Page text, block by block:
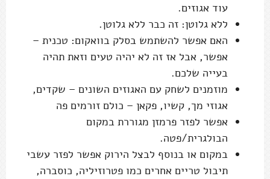
עוד אגוזים.
ללא גלוטן: זה כבר ללא גלוטן.
האם אפשר להשתמש בסלק בוואקום: טכנית –
אפשר, אבל אז זה לא יהיה טעים וזאת תהיה
בעייה שלכם.
מוזמנים לשחק עם האגוזים השונים – שקדים,
אגוזי מך, קשיו, פקאן – כולם זורמים פה
אפשר לפזר פרמזן מגוררת במקום
הבולגרית/פטה.
במקום או בנוסף לבצל הירוק אפשר לפזר עשבי
תיבול טריים אחרים כמו פטרוזיליה, כוסברה,